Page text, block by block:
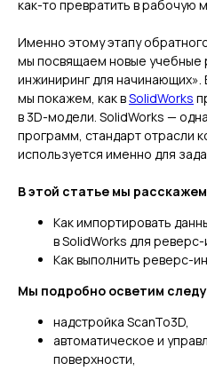
как-то превратить в рабочую
Именно этому этапу
мы посвящаем новые учебные
инжиниринг для начинающих».
мы покажем, как вSolidWorks
в 3D-модели. SolidWorks —
программ, стандарт отрасли
используется именно для
В этой статье мы
Как импортировать
в SolidWorks для
Как выполнить реверс-
Мы подробно осветим
надстройка ScanTo3D,
автоматическое и
поверхности,